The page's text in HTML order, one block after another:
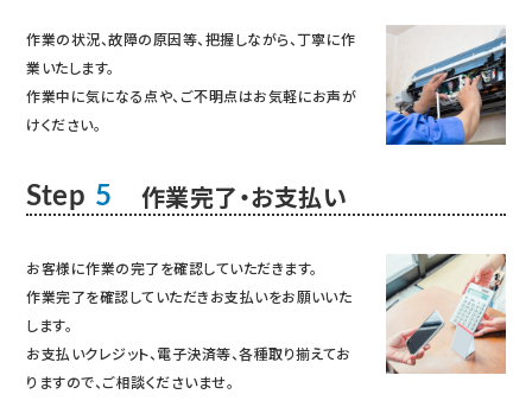
作業の状況、故障の原因等、把握しながら、丁寧に作
業いたします。
作業中に気になる点や、ご不明点はお気軽にお声が
けください。
Step 5 作業完了・お支払い
お客様に作業の完了を確認していただきます。
作業完了を確認していただきお支払いをお願いいた
します。
お支払いクレジット、電子決済等、各種取り揃えてお
りますので、ご相談くださいませ。